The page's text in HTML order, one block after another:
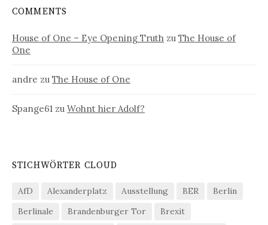
COMMENTS
House of One – Eye Opening Truth zu The House of
One
andre zu The House of One
Spange61 zu Wohnt hier Adolf?
STICHWÖRTER CLOUD
AfD Alexanderplatz Ausstellung BER
Berlin
Berlinale
Brandenburger Tor
Brexit